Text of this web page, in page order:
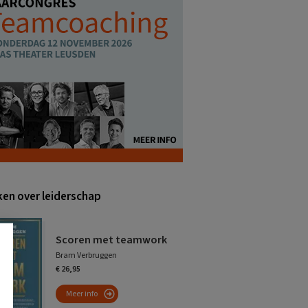
over leiderschap
Scoren met teamwork
Bram Verbruggen
€ 26,95
Meer info